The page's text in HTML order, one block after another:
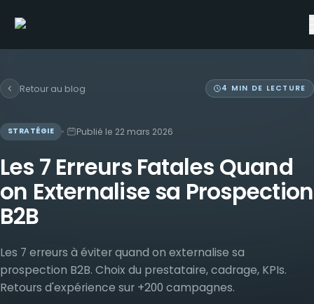
Retour au blog 4 MIN DE LECTURE
STRATÉGIE Publié le 22 mars 2026
Les 7 Erreurs Fatales Quand
on Externalise sa Prospection
B2B
Les 7 erreurs à éviter quand on externalise sa
prospection B2B. Choix du prestataire, cadrage, KPIs.
Retours d'expérience sur +200 campagnes.